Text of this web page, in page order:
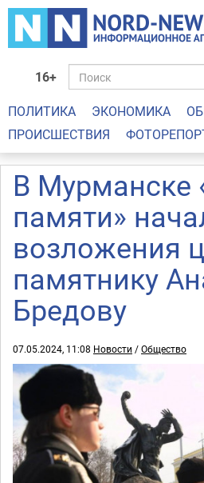
16+
ПОЛИТИКА ЭКОНОМИКА
ПРОИСШЕСТВИЯ
В Мурманске
памяти»
возложения
памятнику
Бредову
07.05.2024, 11:08 Новости /Общество